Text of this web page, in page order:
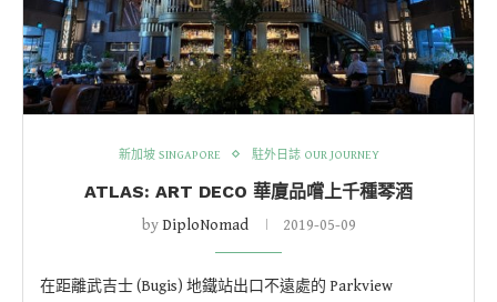
新加坡 SINGAPORE 駐外日誌 OUR JOURNEY
ATLAS: ART DECO 華廈品嚐上千種琴酒
byDiploNomad 2019-05-09
在距離武吉士 (Bugis) 地鐵站出口不遠處的 Parkview